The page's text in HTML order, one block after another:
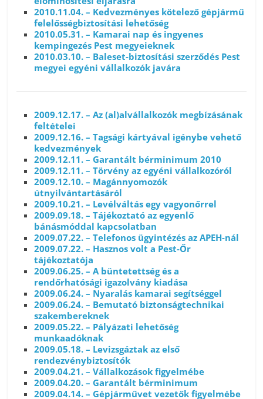
2010.11.04. – Kedvezményes kötelező gépjármű
felelősségbiztosítási lehetőség
2010.05.31. – Kamarai nap és ingyenes
kempingezés Pest megyeieknek
2010.03.10. – Baleset-biztosítási szerződés Pest
megyei egyéni vállalkozók javára
2009.12.17. – Az (al)alvállalkozók megbízásának
feltételei
2009.12.16. – Tagsági kártyával igénybe vehető
kedvezmények
2009.12.11. – Garantált bérminimum 2010
2009.12.11. – Törvény az egyéni vállalkozóról
2009.12.10. – Magánnyomozók
útnyilvántartásáról
2009.10.21. – Levélváltás egy vagyonőrrel
2009.09.18. – Tájékoztató az egyenlő
bánásmóddal kapcsolatban
2009.07.22. – Telefonos ügyintézés az APEH-nál
2009.07.22. – Hasznos volt a Pest-Őr
tájékoztatója
2009.06.25. – A büntetettség és a
rendőrhatósági igazolvány kiadása
2009.06.24. – Nyaralás kamarai segítséggel
2009.06.24. – Bemutató biztonságtechnikai
szakembereknek
2009.05.22. – Pályázati lehetőség
munkaadóknak
2009.05.18. – Levizsgáztak az első
rendezvénybiztosítók
2009.04.21. – Vállalkozások figyelmébe
2009.04.20. – Garantált bérminimum
2009.04.14. – Gépjárművet vezetők figyelmébe